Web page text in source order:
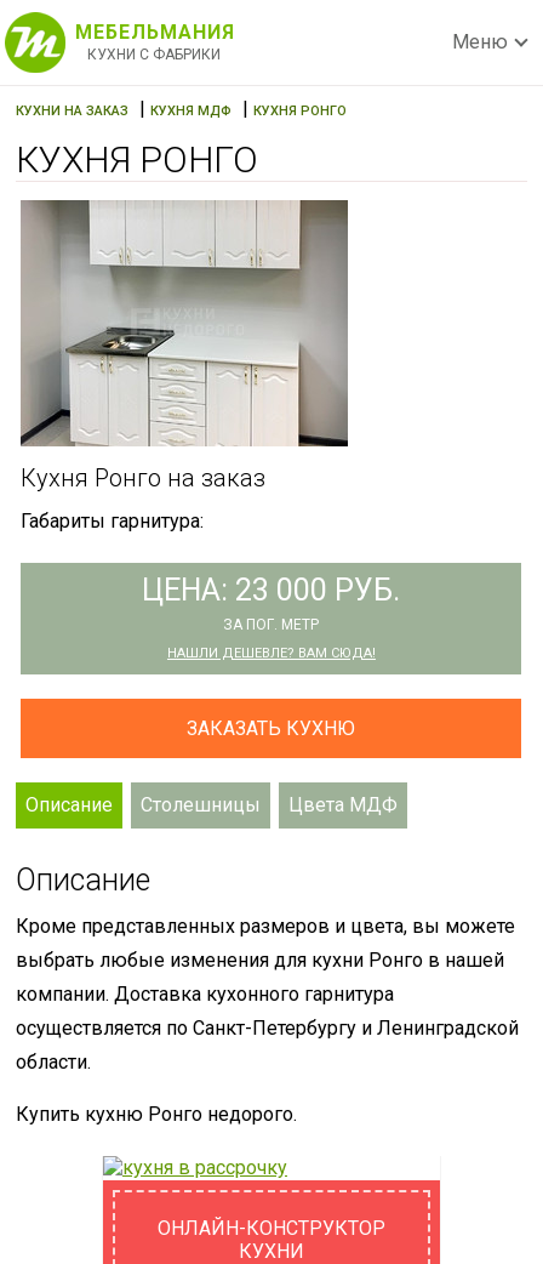
МЕБЕЛЬМАНИЯ
КУХНИ С ФАБРИКИ
Меню
КУХНИ НА ЗАКАЗ |КУХНЯ МДФ |КУХНЯ РОНГО
КУХНЯ РОНГО
Кухня Ронго на заказ
Габариты гарнитура:
ЦЕНА: 23 000 РУБ.
ЗА ПОГ. МЕТР
НАШЛИ ДЕШЕВЛЕ? ВАМ СЮДА!
ЗАКАЗАТЬ КУХНЮ
Описание Столешницы Цвета МДФ
Описание
Кроме представленных размеров и цвета, вы можете
выбрать любые изменения для кухни Ронго в нашей
компании. Доставка кухонного гарнитура
осуществляется по Санкт-Петербургу и Ленинградской
области.
Купить кухню Ронго недорого.
ОНЛАЙН-КОНСТРУКТОР
КУХНИ